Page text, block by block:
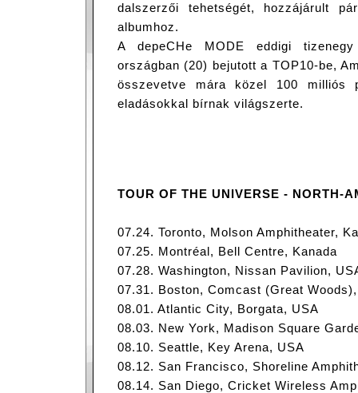
dalszerzői tehetségét, hozzájárult
albumhoz.
A depeCHe MODE eddigi
országban (20) bejutott a TOP10-be,
összevetve mára közel 100 milliós
eladásokkal bírnak világszerte.
TOUR OF THE UNIVERSE - NORTH-
07.24. Toronto, Molson Amphitheater,
07.25. Montréal, Bell Centre, Kanada
07.28. Washington, Nissan Pavilion,
07.31. Boston, Comcast (Great
08.01. Atlantic City, Borgata, USA
08.03. New York, Madison Square
08.10. Seattle, Key Arena, USA
08.12. San Francisco, Shoreline
08.14. San Diego, Cricket Wireless